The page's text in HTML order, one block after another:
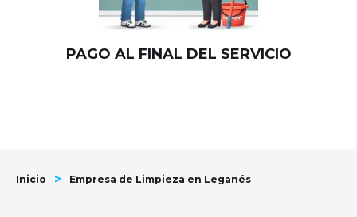
PAGO AL FINAL DEL SERVICIO
Inicio > Empresa de Limpieza en Leganés